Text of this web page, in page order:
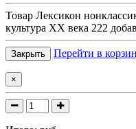
Товар Лексикон
культура XX века 222
Закрыть Перейти в
×